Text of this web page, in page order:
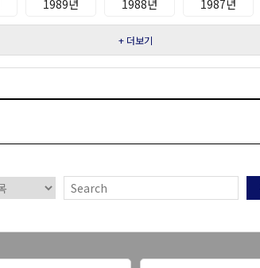
1989년 1988년 1987년
+ 더보기